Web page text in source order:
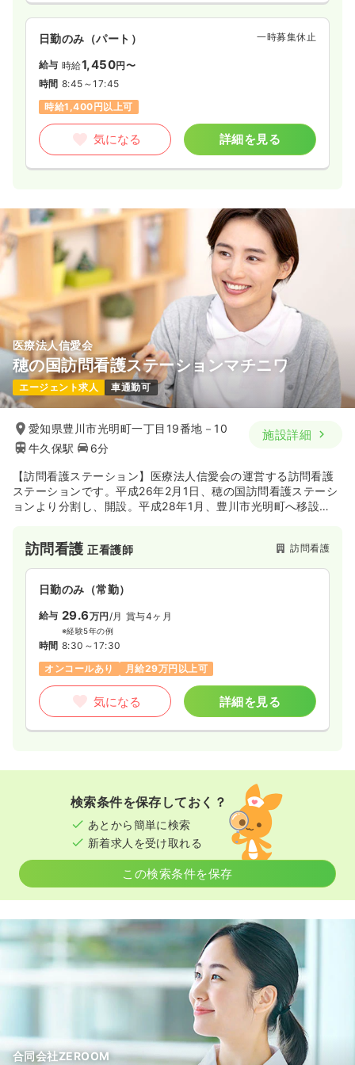
日勤のみ（パート） 一時募集休止
給与 時給1,450円〜
時間 8:45～17:45
時給1,400円以上可
気になる 詳細を見る
医療法人信愛会
穂の国訪問看護ステーションマチニワ
エージェント求人 車通勤可
愛知県豊川市光明町一丁目19番地－10
牛久保駅
6分
施設詳細
【訪問看護ステーション】医療法人信愛会の運営する訪問看護
ステーションです。平成26年2月1日、穂の国訪問看護ステーシ
ョンより分割し、開設。平成28年1月、豊川市光明町へ移設
訪問看護正看護師 訪問看護
日勤のみ（常勤）
給与 29.6万円 /月 賞与4ヶ月
※経験5年の例
時間 8:30～17:30
オンコールあり
月給29万円以上可
気になる 詳細を見る
検索条件を保存しておく？
あとから簡単に検索
新着求人を受け取れる
この検索条件を保存
合同会社ZEROOM